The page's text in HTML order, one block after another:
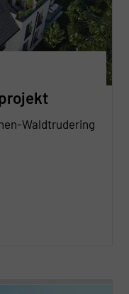
Waldtrudering